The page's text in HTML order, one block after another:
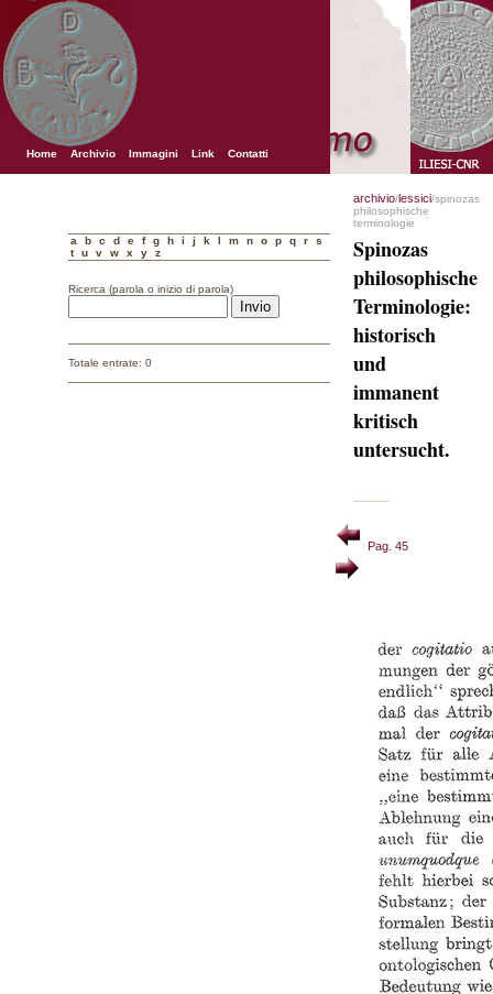
Home Archivio Immagini Link Contatti
a b c d e f g h i j k l m n o p q r
s
t
u v w x y z
Ricerca (parola o inizio di parola)
Totale entrate: 0
archivio/lessici/spinozas
philosophische
terminologie
Spinozas
philosophische
Terminologie:
historisch
und
immanent
kritisch
untersucht.
Pag. 45